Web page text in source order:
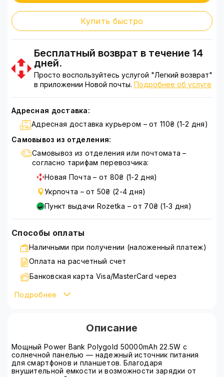
Купить быстро
Бесплатный возврат в течение 14
дней.
Просто воспользуйтесь услугой "Легкий возврат"
в приложении Новой почты. Подробнее об услуге
Адресная доставка:
Адресная доставка курьером – от 110₴ (1-2 дня)
Самовывоз из отделения:
Самовывоз из отделения или почтомата –
согласно тарифам перевозчика:
Новая Почта – от 80₴ (1-2 дня)
Укрпочта – от 50₴ (2-4 дня)
Пункт выдачи Rozetka – от 70₴ (1-3 дня)
Способы оплаты
Наличными при получении (наложенный платеж)
Оплата на расчетный счет
Банковская карта Visa/MasterCard через
Подробнее ознакомиться со способами оплаты
Подробнее
Описание
Мощный Power Bank Polygold 50000mAh 22.5W с
солнечной панелью — надежный источник питания
для смартфонов и планшетов. Благодаря
внушительной емкости и возможности зарядки от